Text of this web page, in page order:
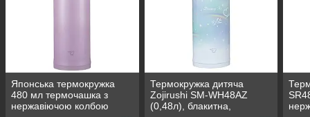
Японська термокружка
480 мл термочашка з
нержавіючою колбою
Термокружка дитяча
Zojirushi SM-WH48AZ
(0,48л), блакитна,